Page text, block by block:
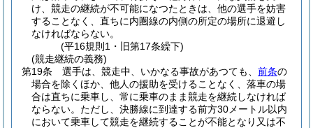
け、競走の継続が不可能になつたときは、他の選手を妨害
することなく、直ちに内圏線の内側の所定の場所に退避し
なければならない。
(平16規則1・旧第17条繰下)
(競走継続の義務)
第19条
選手は、競走中、いかなる事故があつても、 前条の
場合を除くほか、他人の援助を受けることなく、落車の場
合は直ちに乗車し、常に乗車のまま競走を継続しなければ
ならない。 ただし、決勝線に到達する前方30メートル以内
において乗車して競走を継続することが不能となり又は不